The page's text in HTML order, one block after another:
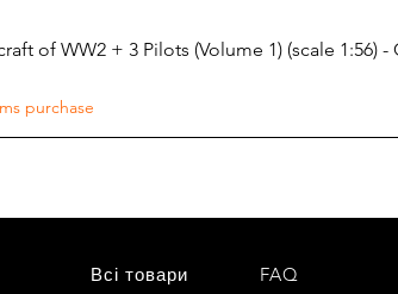
of WW2 + 3 Pilots (Volume 1) (scale 1:56) -
purchase
Всі товари FAQ